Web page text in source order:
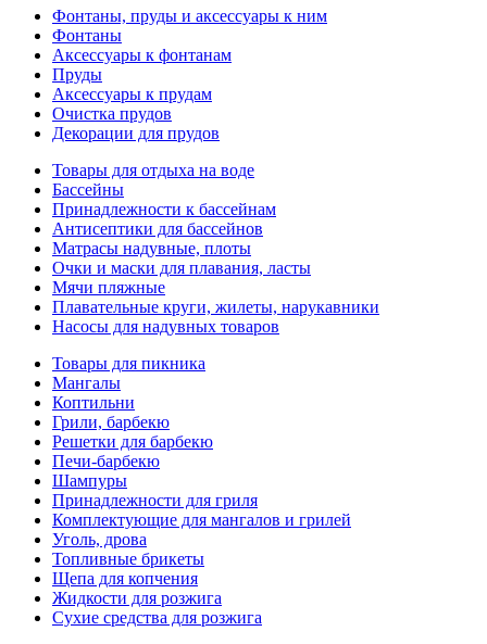
Фонтаны, пруды и аксессуары к ним
Фонтаны
Аксессуары к фонтанам
Пруды
Аксессуары к прудам
Очистка прудов
Декорации для прудов
Товары для отдыха на воде
Бассейны
Принадлежности к бассейнам
Антисептики для бассейнов
Матраcы надувные, плоты
Очки и маски для плавания, ласты
Мячи пляжные
Плавательные круги, жилеты, нарукавники
Насосы для надувных товаров
Товары для пикника
Мангалы
Коптильни
Грили, барбекю
Решетки для барбекю
Печи-барбекю
Шампуры
Принадлежности для гриля
Комплектующие для мангалов и грилей
Уголь, дрова
Топливные брикеты
Щепа для копчения
Жидкости для розжига
Сухие средства для розжига